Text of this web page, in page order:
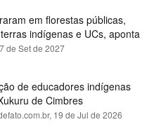
em florestas públicas,
indígenas e UCs, aponta
de Set de 2027
de educadores indígenas
de Cimbres
19 de Jul de 2026